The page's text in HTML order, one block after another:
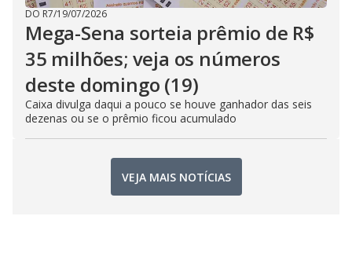
DO R7/19/07/2026
Mega-Sena sorteia prêmio de R$
35 milhões; veja os números
deste domingo (19)
Caixa divulga daqui a pouco se houve ganhador das seis
dezenas ou se o prêmio ficou acumulado
VEJA MAIS NOTÍCIAS